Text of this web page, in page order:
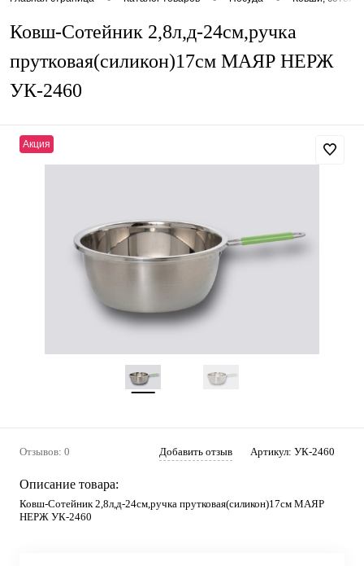
Ковш-Сотейник 2,8л,д-24см,ручка
прутковая(силикон)17см МАЯР НЕРЖ
УК-2460
Акция
Отзывов: 0 Добавить отзыв Артикул: УК-2460
Описание товара:
Ковш-Сотейник 2,8л,д-24см,ручка прутковая(силикон)17см МАЯР
НЕРЖ УК-2460